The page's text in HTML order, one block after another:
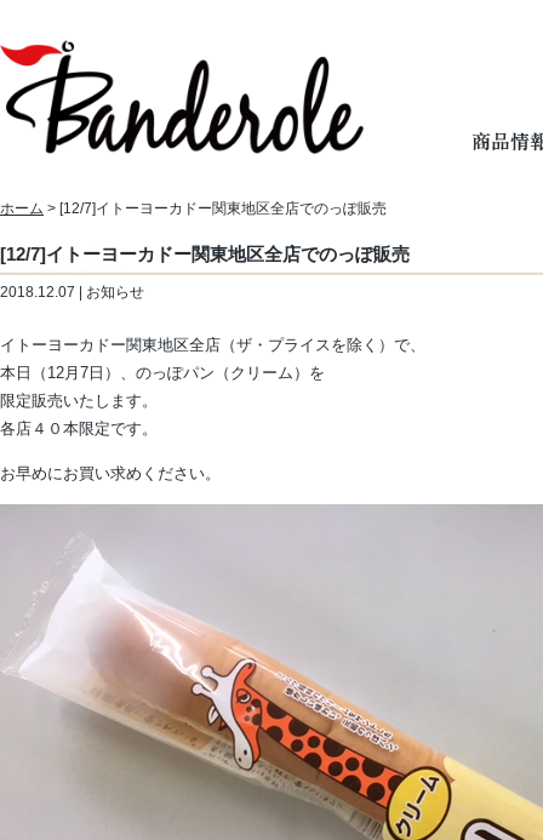
ホーム > [12/7]イトーヨーカドー関東地区全店でのっぽ販売
[12/7]イトーヨーカドー関東地区全店でのっぽ販売
2018.12.07 | お知らせ
イトーヨーカドー関東地区全店（ザ・プライスを除く）で、
本日（12月7日）、のっぽパン（クリーム）を
限定販売いたします。
各店４０本限定です。
お早めにお買い求めください。